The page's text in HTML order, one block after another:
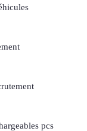
pcs